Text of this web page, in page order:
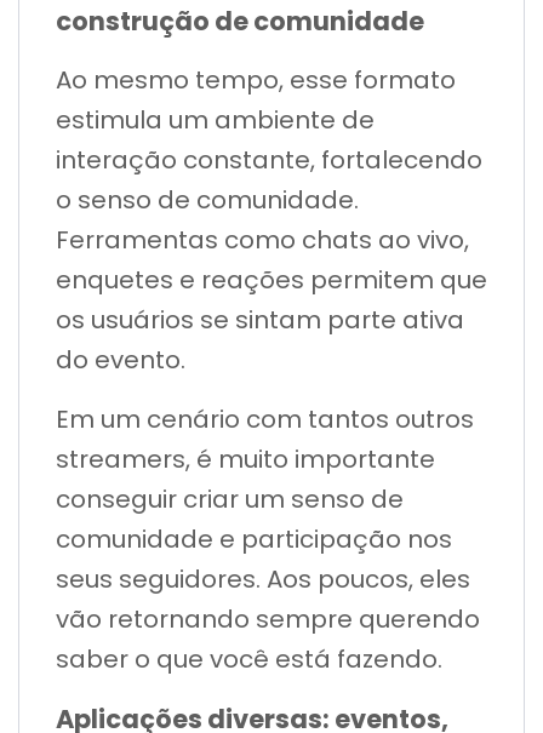
construção de comunidade
Ao mesmo tempo, esse formato
estimula um ambiente de
interação constante, fortalecendo
o senso de comunidade.
Ferramentas como chats ao vivo,
enquetes e reações permitem que
os usuários se sintam parte ativa
do evento.
Em um cenário com tantos outros
streamers, é muito importante
conseguir criar um senso de
comunidade e participação nos
seus seguidores. Aos poucos, eles
vão retornando sempre querendo
saber o que você está fazendo.
Aplicações diversas: eventos,